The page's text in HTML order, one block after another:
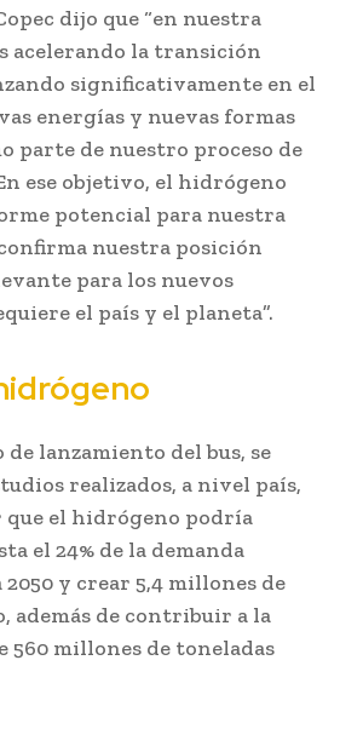
dijo que “en nuestra
acelerando la transición
significativamente en el
energías y nuevas formas
parte de nuestro proceso de
ese objetivo, el hidrógeno
potencial para nuestra
nuestra posición
para los nuevos
el país y el planeta”.
lanzamiento del bus, se
realizados, a nivel país,
el hidrógeno podría
el 24% de la demanda
y crear 5,4 millones de
además de contribuir a la
560 millones de toneladas